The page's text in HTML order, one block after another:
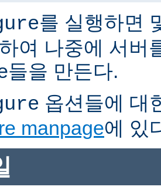
를 실행하면
여 나중에 서버
들을 만든다.
옵션들에 대
manpage에 있